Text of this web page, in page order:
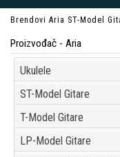
Brendovi Aria ST-Model
Proizvođač - Aria
Ukulele
ST-Model Gitare
T-Model Gitare
LP-Model Gitare